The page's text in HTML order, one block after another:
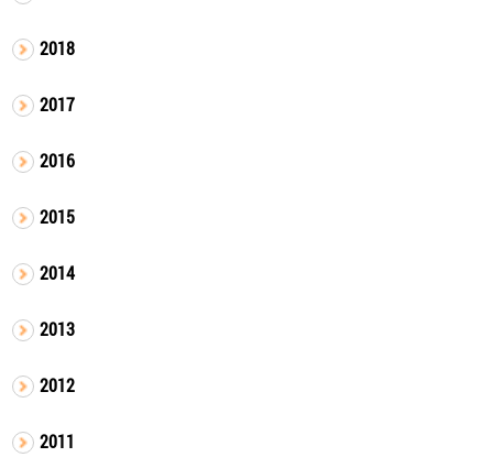
2018
2017
2016
2015
2014
2013
2012
2011